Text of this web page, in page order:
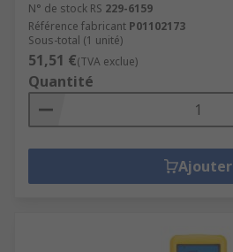
N° de stock RS 229-6159
Référence fabricant P01102173
Sous-total (1 unité)
51,51 €(TVA exclue)
Quantité
Ajouter